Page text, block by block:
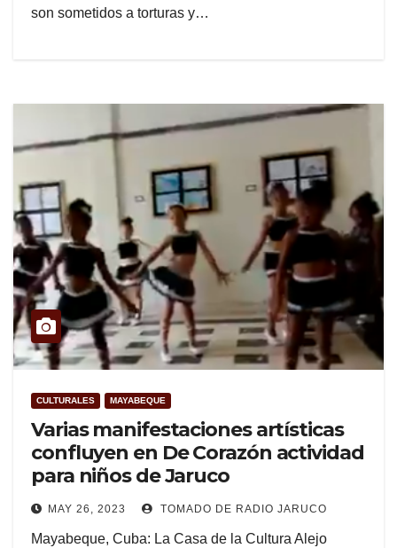
son sometidos a torturas y…
CULTURALES MAYABEQUE
Varias manifestaciones artísticas
confluyen en De Corazón actividad
para niños de Jaruco
MAY 26, 2023 TOMADO DE RADIO JARUCO
Mayabeque, Cuba: La Casa de la Cultura Alejo